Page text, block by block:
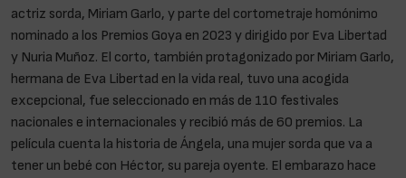
actriz sorda, Miriam Garlo, y parte del cortometraje homónimo
nominado a los Premios Goya en 2023 y dirigido por Eva Libertad
y Nuria Muñoz. El corto, también protagonizado por Miriam Garlo,
hermana de Eva Libertad en la vida real, tuvo una acogida
excepcional, fue seleccionado en más de 110 festivales
nacionales e internacionales y recibió más de 60 premios. La
película cuenta la historia de Ángela, una mujer sorda que va a
tener un bebé con Héctor, su pareja oyente. El embarazo hace